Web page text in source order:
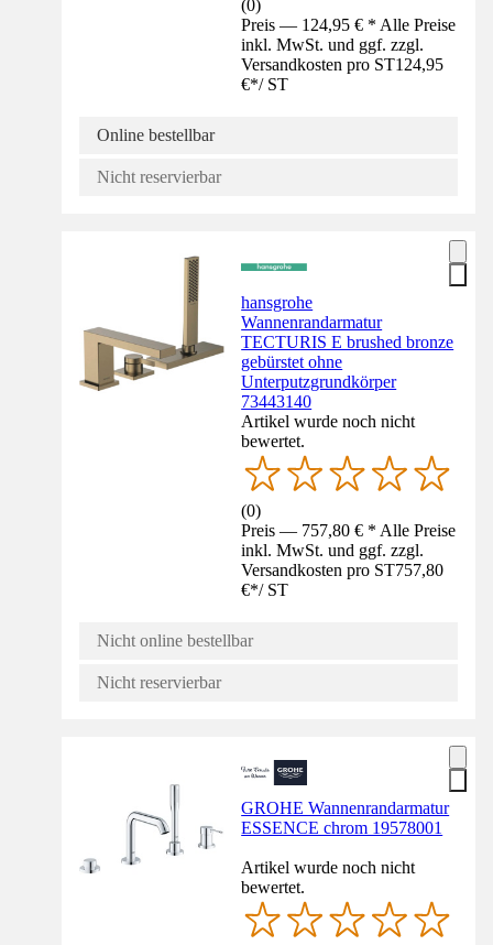
(0)
Preis — 124,95 € * Alle Preise
inkl. MwSt. und ggf. zzgl.
Versandkosten pro ST124,95
€*/ ST
Online bestellbar
Nicht reservierbar
hansgrohe
Wannenrandarmatur
TECTURIS E brushed bronze
gebürstet ohne
Unterputzgrundkörper
73443140
Artikel wurde noch nicht
bewertet.
(0)
Preis — 757,80 € * Alle Preise
inkl. MwSt. und ggf. zzgl.
Versandkosten pro ST757,80
€*/ ST
Nicht online bestellbar
Nicht reservierbar
GROHE Wannenrandarmatur
ESSENCE chrom 19578001
Artikel wurde noch nicht
bewertet.